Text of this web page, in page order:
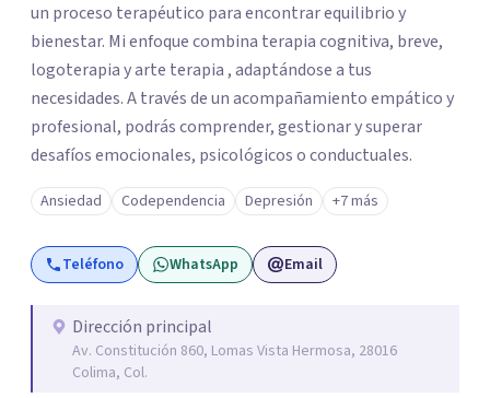
un proceso terapéutico para encontrar equilibrio y
bienestar. Mi enfoque combina terapia cognitiva, breve,
logoterapia y arte terapia , adaptándose a tus
necesidades. A través de un acompañamiento empático y
profesional, podrás comprender, gestionar y superar
desafíos emocionales, psicológicos o conductuales.
Ansiedad Codependencia Depresión +7 más
Teléfono WhatsApp Email
Dirección principal
Av. Constitución 860, Lomas Vista Hermosa, 28016
Colima, Col.